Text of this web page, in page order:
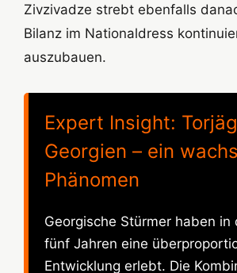
Zivzivadze strebt ebenfalls
Bilanz im Nationaldress
auszubauen.
Expert Insight:
Georgien – ein
Phänomen
Georgische Stürmer haben in
fünf Jahren eine
Entwicklung erlebt. Die